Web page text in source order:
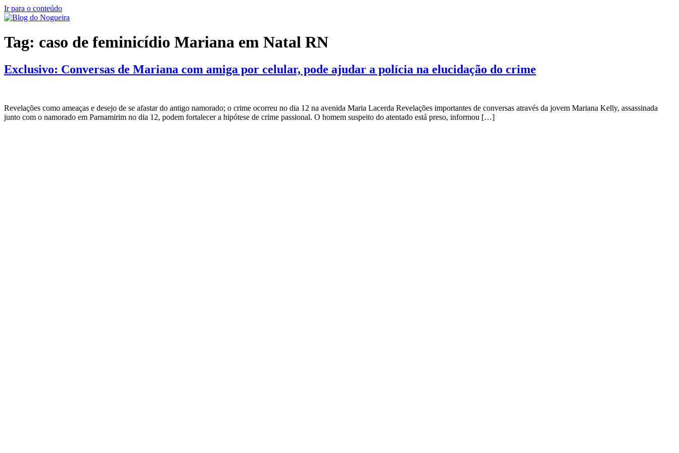
Ir para o conteúdo
Tag: caso de feminicídio Mariana em Natal RN
Exclusivo: Conversas de Mariana com amiga por celular, pode ajudar a polícia na elucidação do crime
Revelações como ameaças e desejo de se afastar do antigo namorado; o crime ocorreu no dia 12 na avenida Maria Lacerda Revelações importantes de conversas através da jovem Mariana Kelly, assassinada
junto com o namorado em Parnamirim no dia 12, podem fortalecer a hipótese de crime passional. O homem suspeito do atentado está preso, informou […]